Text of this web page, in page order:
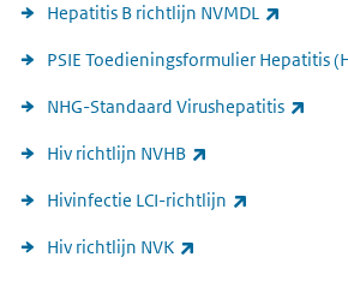
Hepatitis B richtlijn NVMDL
PSIE Toedieningsformulier Hepatitis
NHG-Standaard Virushepatitis
Hiv richtlijn NVHB
Hivinfectie LCI-richtlijn
Hiv richtlijn NVK